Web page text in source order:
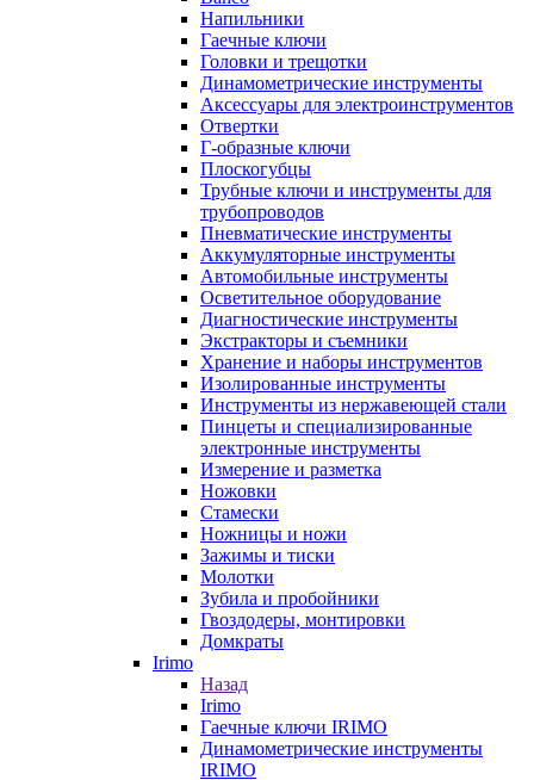
Напильники
Гаечные ключи
Головки и трещотки
Динамометрические инструменты
Аксессуары для электроинструментов
Отвертки
Г-образные ключи
Плоскогубцы
Трубные ключи и инструменты для
трубопроводов
Пневматические инструменты
Аккумуляторные инструменты
Автомобильные инструменты
Осветительное оборудование
Диагностические инструменты
Экстракторы и съемники
Хранение и наборы инструментов
Изолированные инструменты
Инструменты из нержавеющей стали
Пинцеты и специализированные
электронные инструменты
Измерение и разметка
Ножовки
Стамески
Ножницы и ножи
Зажимы и тиски
Молотки
Зубила и пробойники
Гвоздодеры, монтировки
Домкраты
Irimo
Назад
Irimo
Гаечные ключи IRIMO
Динамометрические инструменты
IRIMO